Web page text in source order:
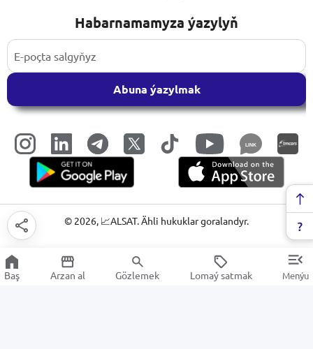
Habarnamamyza ýazylyň
Abuna ýazylmak
LINK
© 2026, 📈ALSAT. Ähli hukuklar goralandyr.
Baş Arzan al Gözlemek Lomaý satmak Menýu